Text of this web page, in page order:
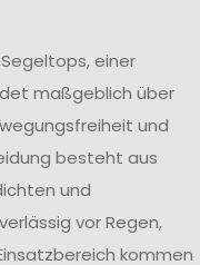
einer
maßgeblich über
und
besteht aus
und
vor Regen,
kommen